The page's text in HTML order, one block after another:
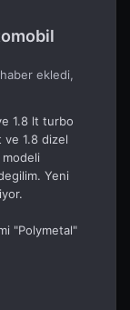
ekledi,
1.8 lt turbo
ve 1.8 dizel
Yeni
"Polymetal"